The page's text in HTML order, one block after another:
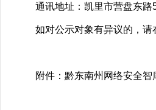
通讯地址：凯里市营盘东路
如对公示对象有异议的，请
附件：黔东南州网络安全智